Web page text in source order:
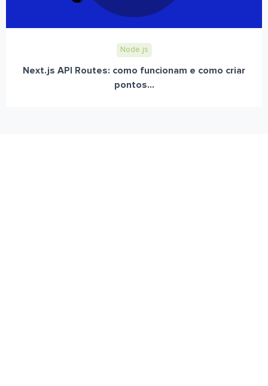
Node.js
Next.js API Routes: como funcionam e como criar
pontos...